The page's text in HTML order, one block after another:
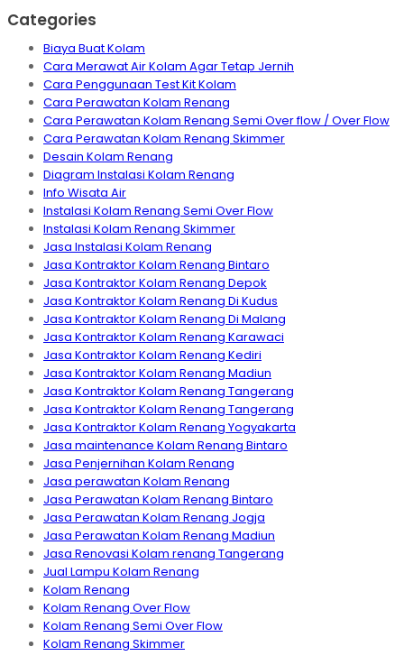
Categories
Biaya Buat Kolam
Cara Merawat Air Kolam Agar Tetap Jernih
Cara Penggunaan Test Kit Kolam
Cara Perawatan Kolam Renang
Cara Perawatan Kolam Renang Semi Over flow / Over Flow
Cara Perawatan Kolam Renang Skimmer
Desain Kolam Renang
Diagram Instalasi Kolam Renang
Info Wisata Air
Instalasi Kolam Renang Semi Over Flow
Instalasi Kolam Renang Skimmer
Jasa Instalasi Kolam Renang
Jasa Kontraktor Kolam Renang Bintaro
Jasa Kontraktor Kolam Renang Depok
Jasa Kontraktor Kolam Renang Di Kudus
Jasa Kontraktor Kolam Renang Di Malang
Jasa Kontraktor Kolam Renang Karawaci
Jasa Kontraktor Kolam Renang Kediri
Jasa Kontraktor Kolam Renang Madiun
Jasa Kontraktor Kolam Renang Tangerang
Jasa Kontraktor Kolam Renang Tangerang
Jasa Kontraktor Kolam Renang Yogyakarta
Jasa maintenance Kolam Renang Bintaro
Jasa Penjernihan Kolam Renang
Jasa perawatan Kolam Renang
Jasa Perawatan Kolam Renang Bintaro
Jasa Perawatan Kolam Renang Jogja
Jasa Perawatan Kolam Renang Madiun
Jasa Renovasi Kolam renang Tangerang
Jual Lampu Kolam Renang
Kolam Renang
Kolam Renang Over Flow
Kolam Renang Semi Over Flow
Kolam Renang Skimmer